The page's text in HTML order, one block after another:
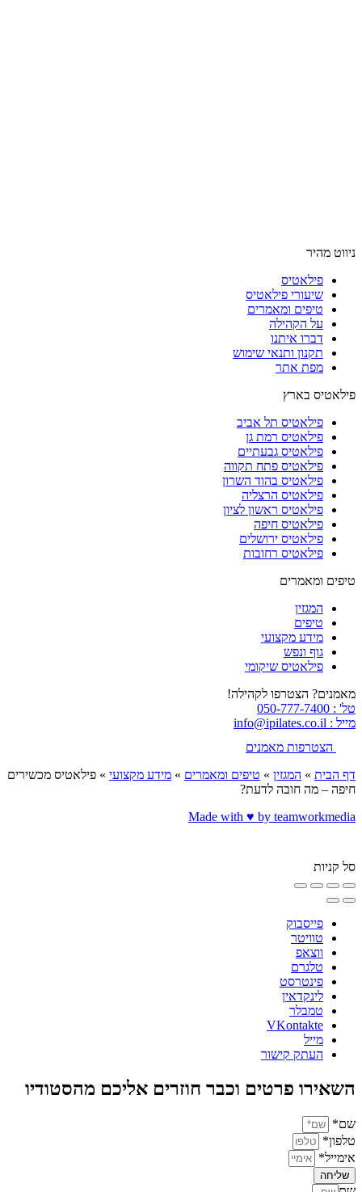
ניווט מהיר
פילאטיס
שיעורי פילאטיס
טיפים ומאמרים
על הקהילה
דברו איתנו
תקנון ותנאי שימוש
מפת אתר
פילאטיס בארץ
פילאטיס תל אביב
פילאטיס רמת גן
פילאטיס גבעתיים
פילאטיס פתח תקווה
פילאטיס בהוד השרון
פילאטיס הרצליה
פילאטיס ראשון לציון
פילאטיס חיפה
פילאטיס ירושלים
פילאטיס רחובות
טיפים ומאמרים
המגזין
טיפים
מידע מקצועי
גוף ונפש
פילאטיס שיקומי
מאמנים? הצטרפו לקהילה!
טל' : 050-777-7400
מייל : info@ipilates.co.il
הצטרפות מאמנים
דף הבית » המגזין » טיפים ומאמרים » מידע מקצועי » פילאטיס מכשירים
חיפה – מה חובה לדעת?
Made with ♥️ by teamworkmedia
סל קניות
פייסבוק
טוויטר
ווצאפ
טלגרם
פינטרסט
לינקדאין
טמבלר
VKontakte
מייל
העתק קישור
השאירו פרטים וכבר חוזרים אליכם מהסטודיו
שם*
טלפון*
אימייל*
שליחה